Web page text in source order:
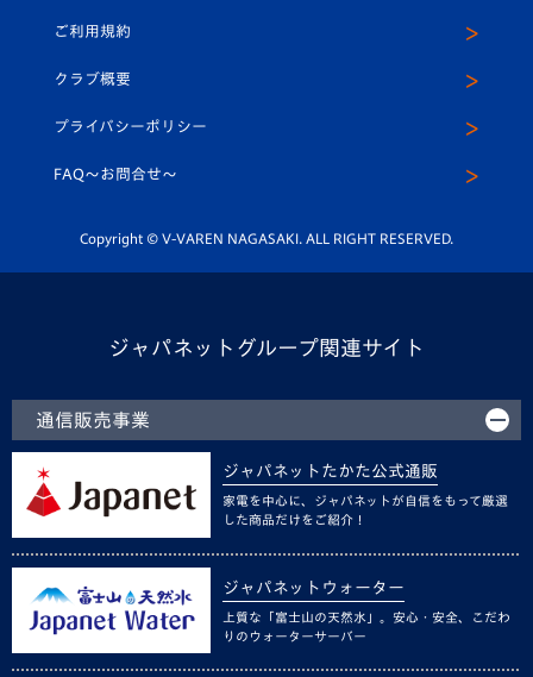
平和祈念活動
ホームタウン活動
スクール
ヴィヴィくんインスタグラム
公式LINE＠
ご利用規約
クラブ概要
プライバシーポリシー
FAQ〜お問合せ〜
Copyright © V-VAREN NAGASAKI. ALL RIGHT RESERVED.
ジャパネットグループ関連サイト
通信販売事業
ジャパネットたかた公式通販
家電を中心に、ジャパネットが自信をもって厳選
した商品だけをご紹介！
ジャパネットウォーター
上質な「富士山の天然水」。安心・安全、こだわ
りのウォーターサーバー